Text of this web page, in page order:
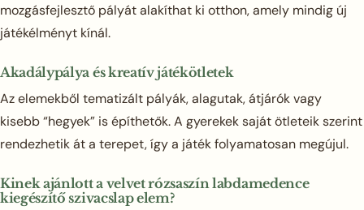
mozgásfejlesztő pályát alakíthat ki otthon, amely mindig új
játékélményt kínál.
Akadálypálya és kreatív játékötletek
Az elemekből tematizált pályák, alagutak, átjárók vagy
kisebb “hegyek” is építhetők. A gyerekek saját ötleteik szerint
rendezhetik át a terepet, így a játék folyamatosan megújul.
Kinek ajánlott a velvet rózsaszín labdamedence
kiegészítő szivacslap elem?